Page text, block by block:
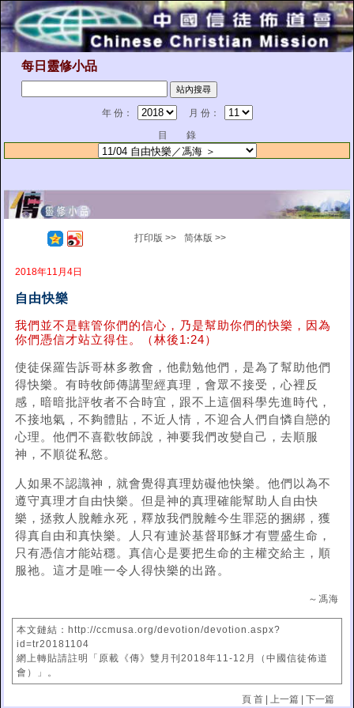
每日靈修小品
年 份：
月 份：
目 錄
打印版 >> 简体版 >>
2018年11月4日
自由快樂
我們並不是轄管你們的信心，乃是幫助你們的快樂，因為
你們憑信才站立得住。（林後1:24）
使徒保羅告訴哥林多教會，他勸勉他們，是為了幫助他們
得快樂。有時牧師傳講聖經真理，會眾不接受，心裡反
感，暗暗批評牧者不合時宜，跟不上這個科學先進時代，
不接地氣，不夠體貼，不近人情，不迎合人們自憐自戀的
心理。他們不喜歡牧師說，神要我們改變自己，去順服
神，不順從私慾。
人如果不認識神，就會覺得真理妨礙他快樂。他們以為不
遵守真理才自由快樂。但是神的真理確能幫助人自由快
樂，拯救人脫離永死，釋放我們脫離今生罪惡的捆綁，獲
得真自由和真快樂。人只有連於基督耶穌才有豐盛生命，
只有憑信才能站穩。真信心是要把生命的主權交給主，順
服祂。這才是唯一令人得快樂的出路。
～馮海
本文鏈結：http://ccmusa.org/devotion/devotion.aspx?
id=tr20181104
網上轉貼請註明「原載《傳》雙月刊2018年11-12月（中國信徒佈道
會）」。
頁 首| 上一篇| 下一篇